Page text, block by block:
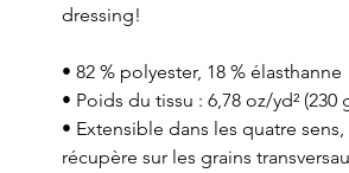
dressing!
• 82 % polyester, 18 % élasthanne
• Poids du tissu : 6,78 oz/yd²
• Extensible dans les quatre
récupère sur les grains